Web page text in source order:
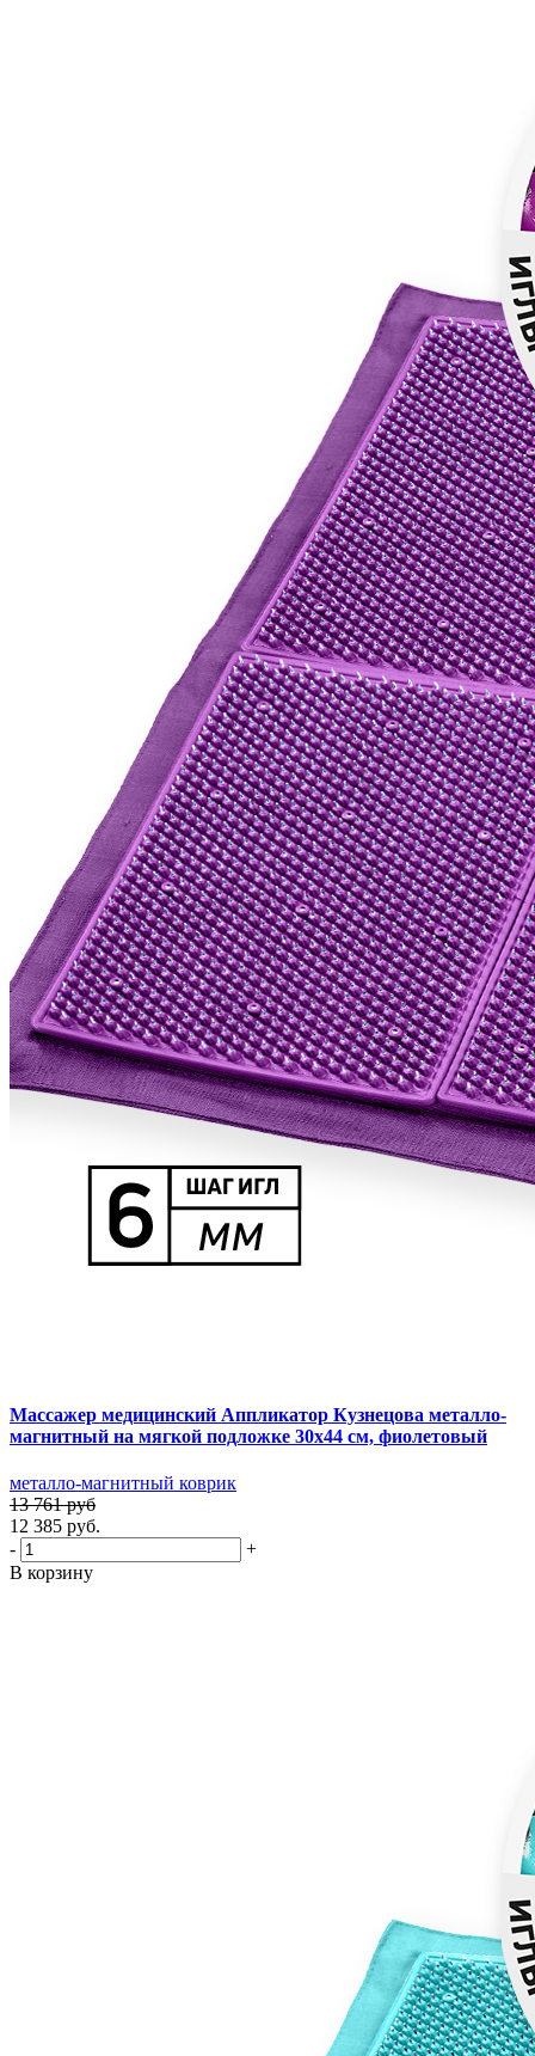
Массажер медицинский Аппликатор Кузнецова металло-
магнитный на мягкой подложке 30х44 см, фиолетовый
металло-магнитный коврик
13 761 руб
12 385 руб.
-
+
В корзину